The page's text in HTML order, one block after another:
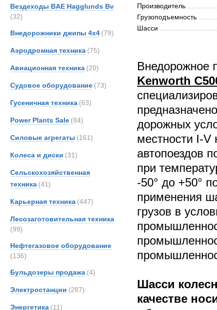
Вездеходы BAE Hagglunds Bv
(32)
Внедорожники джипы 4х4 (79)
Аэродромная техника (75)
Авиационная техника (20)
Судовое оборудование (73)
Гусеничная техника (63)
Power Plants Sale (84)
Силовые агрегаты (161)
Колеса и диски (31)
Сельскохозяйственная
техника (41)
Карьерная техника (447)
Лесозаготовительная техника
(99)
Нефтегазовое оборудование
(136)
Бульдозеры продажа (4)
Электростанции (287)
Энергетика (11)
Производитель
Грузоподъемность
Шасси
Внедорожное
Kenworth
дорожных
местности I-V
автопоездов
при
-50° до +50°
применения
грузов в
Шасси
качестве